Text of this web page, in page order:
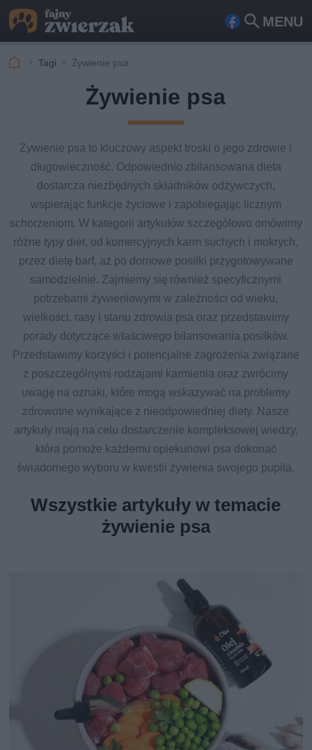
MENU
Fa Szu
Tagi Żywienie psa
Żywienie psa
Żywienie psa to kluczowy aspekt troski o jego zdrowie i
długowieczność. Odpowiednio zbilansowana dieta
dostarcza niezbędnych składników odżywczych,
wspierając funkcje życiowe i zapobiegając licznym
schorzeniom. W kategorii artykułów szczegółowo omówimy
różne typy diet, od komercyjnych karm suchych i mokrych,
przez dietę barf, aż po domowe posiłki przygotowywane
samodzielnie. Zajmiemy się również specyficznymi
potrzebami żywieniowymi w zależności od wieku,
wielkości, rasy i stanu zdrowia psa oraz przedstawimy
porady dotyczące właściwego bilansowania posiłków.
Przedstawimy korzyści i potencjalne zagrożenia związane
z poszczególnymi rodzajami karmienia oraz zwrócimy
uwagę na oznaki, które mogą wskazywać na problemy
zdrowotne wynikające z nieodpowiedniej diety. Nasze
artykuły mają na celu dostarczenie kompleksowej wiedzy,
która pomoże każdemu opiekunowi psa dokonać
świadomego wyboru w kwestii żywienia swojego pupila.
Wszystkie artykuły w temacie
żywienie psa